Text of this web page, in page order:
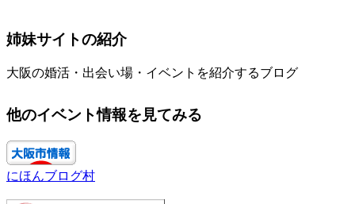
姉妹サイトの紹介
大阪の婚活・出会い場・イベントを紹介するブログ
他のイベント情報を見てみる
にほんブログ村